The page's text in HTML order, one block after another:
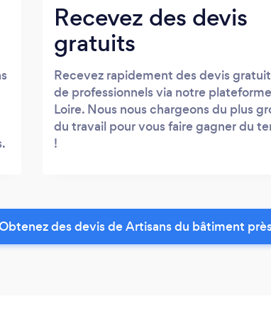
Recevez des devis
gratuits
Recevez rapidement des devis
de professionnels via notre
Loire. Nous nous chargeons du plus
du travail pour vous faire gagner du
!
des devis de Artisans du bâtiment